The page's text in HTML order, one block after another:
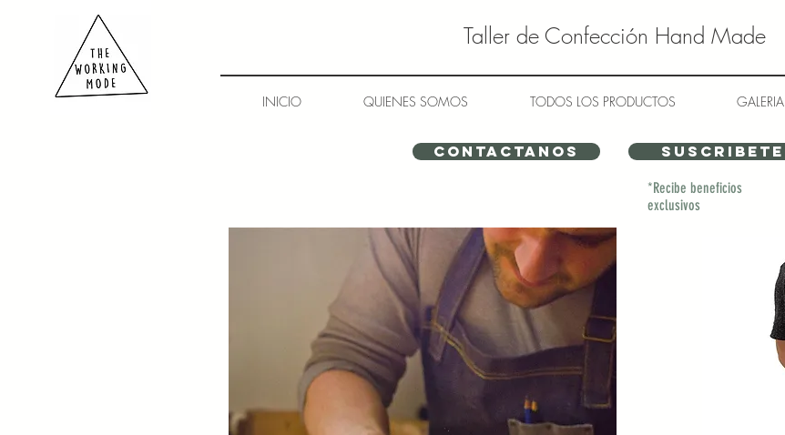
Taller de Confección Hand Made
INICIO QUIENES SOMOS TODOS LOS PRODUCTOS GALERIA
contactanos SUSCRIBETE
*Recibe beneficios
exclusivos